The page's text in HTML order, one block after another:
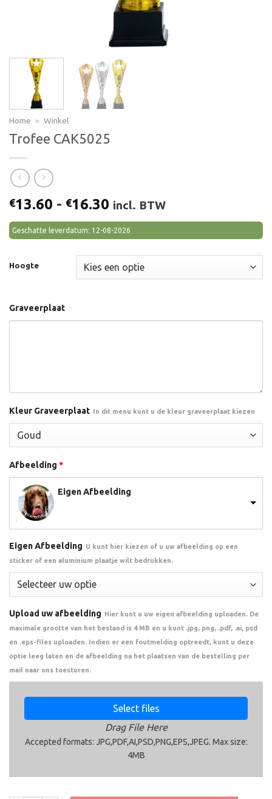
Home » Winkel
Trofee CAK5025
€13.60 - €16.30 Prijsklasse:
€13.60
tot
incl. BTW
Geschatte leverdatum: 12-08-2026
Hoogte
Graveerplaat
Kleur Graveerplaat In dit menu kunt u de kleur graveerplaat kiezen
Afbeelding *
Eigen Afbeelding
Eigen Afbeelding U kunt hier kiezen of u uw afbeelding op een
sticker of een aluminium plaatje wilt bedrukken.
Upload uw afbeelding Hier kunt u uw eigen afbeelding uploaden. De
maximale grootte van het bestand is 4 MB en u kunt .jpg, png, .pdf, .ai, psd
en .eps-files uploaden. Indien er een foutmelding optreedt, kunt u deze
optie leeg laten en de afbeelding na het plaatsen van de bestelling per
mail naar ons toesturen.
Select files
Drag File Here
Accepted formats: JPG,PDF,AI,PSD,PNG,EPS,JPEG. Max size:
4MB